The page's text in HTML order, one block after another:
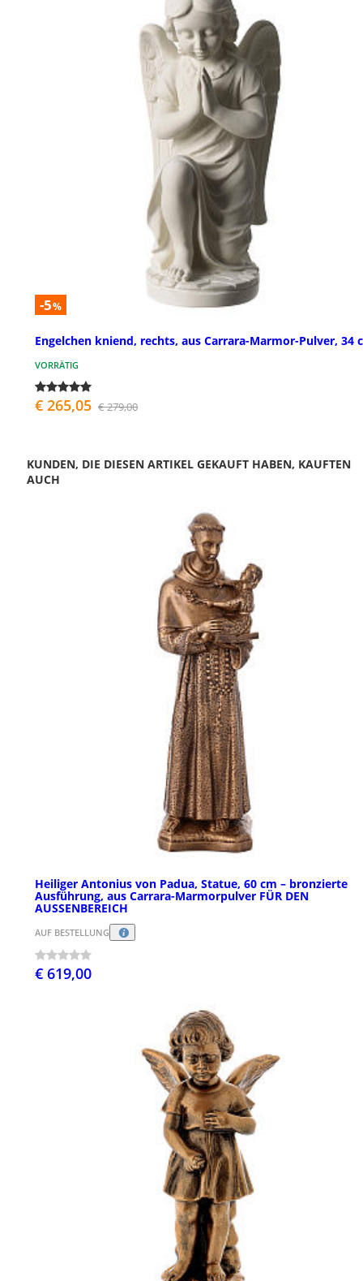
-5%
Engelchen kniend, rechts, aus Carrara-Marmor-Pulver, 34
VORRÄTIG
€ 265,05 € 279,00
KUNDEN, DIE DIESEN ARTIKEL GEKAUFT HABEN, KAUFTEN
AUCH
Heiliger Antonius von Padua, Statue, 60 cm – bronzierte
Ausführung, aus Carrara-Marmorpulver FÜR DEN
AUSSENBEREICH
AUF BESTELLUNG
€ 619,00